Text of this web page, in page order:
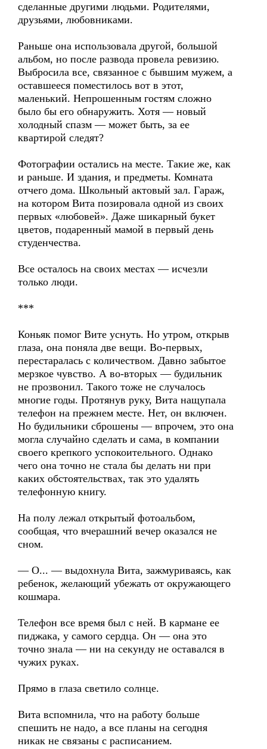
сделанные другими людьми. Родителями,
друзьями, любовниками.
Раньше она использовала другой, большой
альбом, но после развода провела ревизию.
Выбросила все, связанное с бывшим мужем, а
оставшееся поместилось вот в этот,
маленький. Непрошенным гостям сложно
было бы его обнаружить. Хотя — новый
холодный спазм — может быть, за ее
квартирой следят?
Фотографии остались на месте. Такие же, как
и раньше. И здания, и предметы. Комната
отчего дома. Школьный актовый зал. Гараж,
на котором Вита позировала одной из своих
первых «любовей». Даже шикарный букет
цветов, подаренный мамой в первый день
студенчества.
Все осталось на своих местах — исчезли
только люди.
***
Коньяк помог Вите уснуть. Но утром, открыв
глаза, она поняла две вещи. Во-первых,
перестаралась с количеством. Давно забытое
мерзкое чувство. А во-вторых — будильник
не прозвонил. Такого тоже не случалось
многие годы. Протянув руку, Вита нащупала
телефон на прежнем месте. Нет, он включен.
Но будильники сброшены — впрочем, это она
могла случайно сделать и сама, в компании
своего крепкого успокоительного. Однако
чего она точно не стала бы делать ни при
каких обстоятельствах, так это удалять
телефонную книгу.
На полу лежал открытый фотоальбом,
сообщая, что вчерашний вечер оказался не
сном.
— О... — выдохнула Вита, зажмуриваясь, как
ребенок, желающий убежать от окружающего
кошмара.
Телефон все время был с ней. В кармане ее
пиджака, у самого сердца. Он — она это
точно знала — ни на секунду не оставался в
чужих руках.
Прямо в глаза светило солнце.
Вита вспомнила, что на работу больше
спешить не надо, а все планы на сегодня
никак не связаны с расписанием.